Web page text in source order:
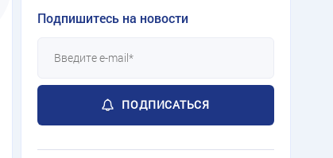
Подпишитесь на новости
ПОДПИСАТЬСЯ